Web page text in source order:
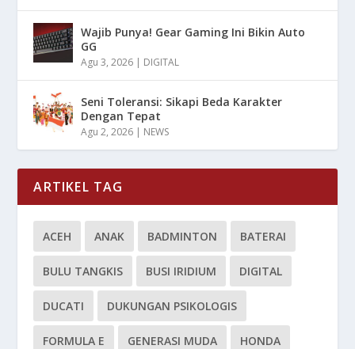
Wajib Punya! Gear Gaming Ini Bikin Auto
GG
Agu 3, 2026 | DIGITAL
Seni Toleransi: Sikapi Beda Karakter
Dengan Tepat
Agu 2, 2026 | NEWS
ARTIKEL TAG
ACEH ANAK BADMINTON BATERAI
BULU TANGKIS BUSI IRIDIUM DIGITAL
DUCATI DUKUNGAN PSIKOLOGIS
FORMULA E GENERASI MUDA HONDA